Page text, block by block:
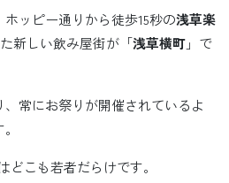
ッピー通りから徒歩15秒の浅草楽
新しい飲み屋街が「浅草横町」で
常にお祭りが開催されているよ
どこも若者だらけです。